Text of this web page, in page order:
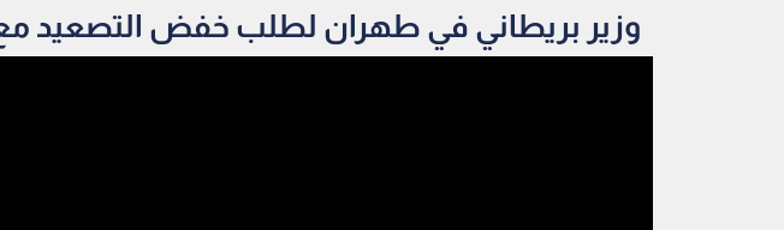
وزير بريطاني في طهران لطلب خفض التصعيد